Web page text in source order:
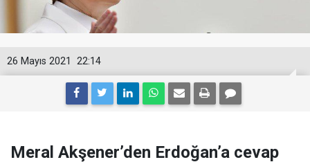
22:14
26 Mayıs 2021
Meral Akşener’den Erdoğan’a cevap